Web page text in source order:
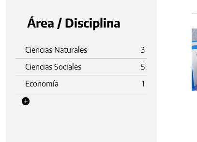
Área / Disciplina
Ciencias Naturales
3
Ciencias Sociales
5
Economía
1